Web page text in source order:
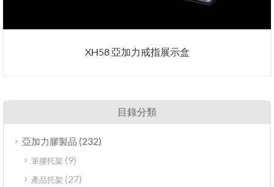
XH58 亞加力戒指展示盒
目錄分類
亞加力膠製品 (232)
筆膠托架 (9)
產品托架 (27)